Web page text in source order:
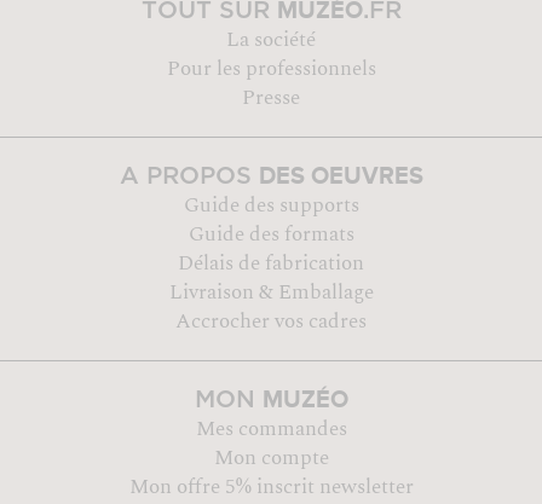
TOUT SUR MUZÉO.FR
La société
Pour les professionnels
Presse
A PROPOS DES OEUVRES
Guide des supports
Guide des formats
Délais de fabrication
Livraison & Emballage
Accrocher vos cadres
MON MUZÉO
Mes commandes
Mon compte
Mon offre 5% inscrit newsletter